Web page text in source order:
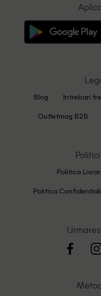
Blog Intrebari
Outletmag B2B
Politica
Politica